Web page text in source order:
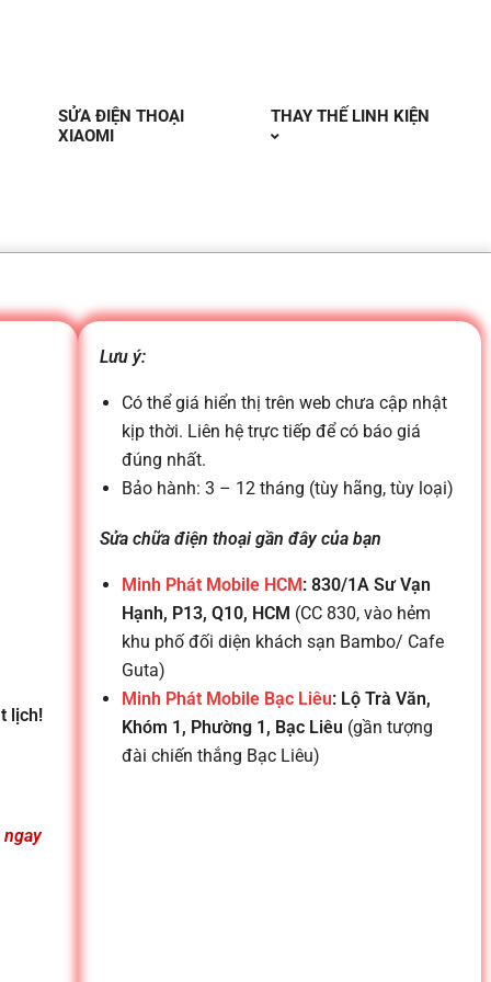
SỬA ĐIỆN THOẠI
XIAOMI
THAY THẾ LINH KIỆN
lịch!
Lưu ý:
Có thể giá hiển thị trên web chưa cập nhật
kịp thời. Liên hệ trực tiếp để có báo giá
đúng nhất.
Bảo hành: 3 – 12 tháng (tùy hãng, tùy loại)
Sửa chữa điện thoại gần đây của bạn
Minh Phát Mobile HCM: 830/1A Sư Vạn
Hạnh, P13, Q10, HCM (CC 830, vào hẻm
khu phố đối diện khách sạn Bambo/ Cafe
Guta)
Minh Phát Mobile Bạc Liêu: Lộ Trà Văn,
Khóm 1, Phường 1, Bạc Liêu (gần tượng
đài chiến thắng Bạc Liêu)